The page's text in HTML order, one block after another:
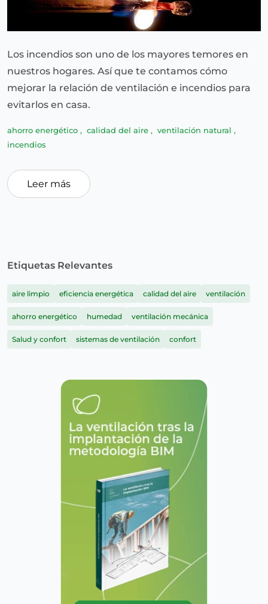
Los incendios son uno de los mayores temores en
nuestros hogares. Así que te contamos cómo
mejorar la relación de ventilación e incendios para
evitarlos en casa.
ahorro energético , calidad del aire , ventilación natural ,
incendios
Leer más
Etiquetas Relevantes
aire limpio eficiencia energética calidad del aire ventilación
ahorro energético humedad ventilación mecánica
Salud y confort sistemas de ventilación confort